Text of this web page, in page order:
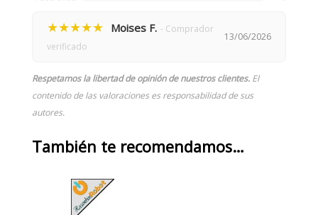
★★★★★ Moises F. - Comprador
verificado
13/06/2026
Respetamos la libertad de opinión de nuestros clientes. El
contenido de las valoraciones es responsabilidad de sus
autores.
También te recomendamos…